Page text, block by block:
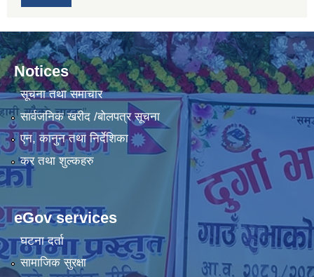
Notices
सूचना तथा समाचार
सार्वजनिक खरीद /बोलपत्र सूचना
एन, कानुन तथा निर्देशिका
कर तथा शुल्कहरु
eGov services
घटना दर्ता
सामाजिक सुरक्षा